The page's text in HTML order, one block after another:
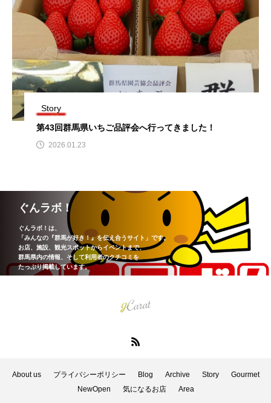
Story
第43回群馬県いちご品評会へ行ってきました！
2026.01.23
ぐんラボ！
ぐんラボ！は、
「みんなの『群馬が好き！』を伝え合うサイト」です。
お店、施設、観光スポットからイベントまで、
群馬県内の情報、そして利用者のクチコミを
たっぷり掲載しています。
About us プライバシーポリシー Blog Archive Story
Gourmet
NewOpen
気になるお店 Area